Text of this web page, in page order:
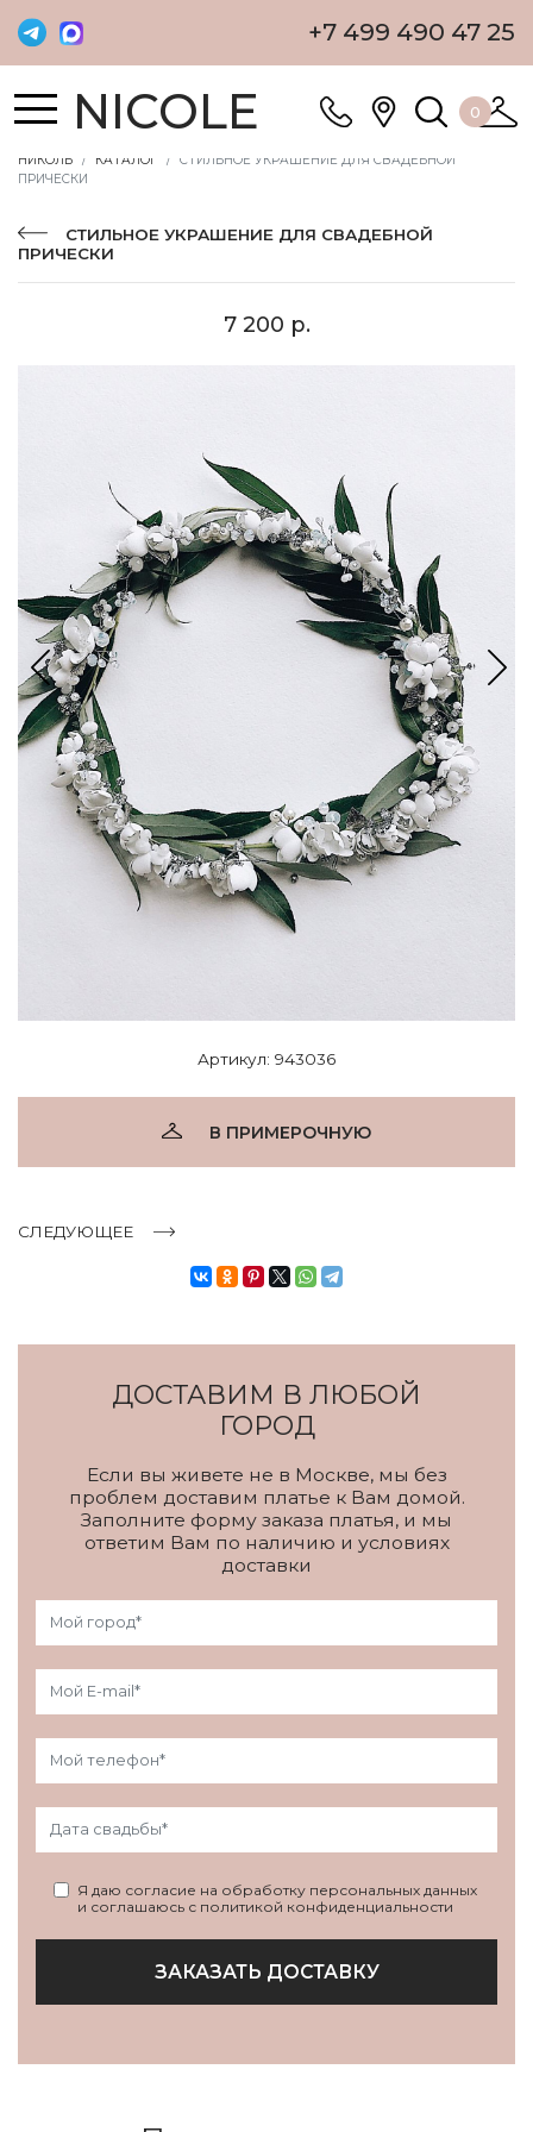
+7 499 490 47 25
NICOLE 0
НИКОЛЬ КАТАЛОГ
СТИЛЬНОЕ УКРАШЕНИЕ ДЛЯ СВАДЕБНОЙ
ПРИЧЕСКИ
СТИЛЬНОЕ УКРАШЕНИЕ ДЛЯ СВАДЕБНОЙ
ПРИЧЕСКИ
7 200 р.
Артикул: 943036
В ПРИМЕРОЧНУЮ
СЛЕДУЮЩЕЕ
ДОСТАВИМ В ЛЮБОЙ
ГОРОД
Если вы живете не в Москве, мы без
проблем доставим платье к Вам домой.
Заполните форму заказа платья, и мы
ответим Вам по наличию и условиях
доставки
Я даю согласие на обработку персональных данных
и соглашаюсь с политикой конфиденциальности
ЗАКАЗАТЬ ДОСТАВКУ